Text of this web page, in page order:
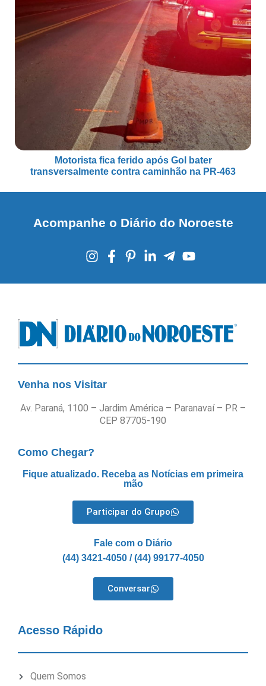
Motorista fica ferido após Gol bater
transversalmente contra caminhão na PR-463
Acompanhe o Diário do Noroeste
Venha nos Visitar
Av. Paraná, 1100 – Jardim América – Paranavaí – PR –
CEP 87705-190
Como Chegar?
Fique atualizado. Receba as Notícias em primeira
mão
Participar do Grupo
Fale com o Diário
(44) 3421-4050 / (44) 99177-4050
Conversar
Acesso Rápido
Quem Somos